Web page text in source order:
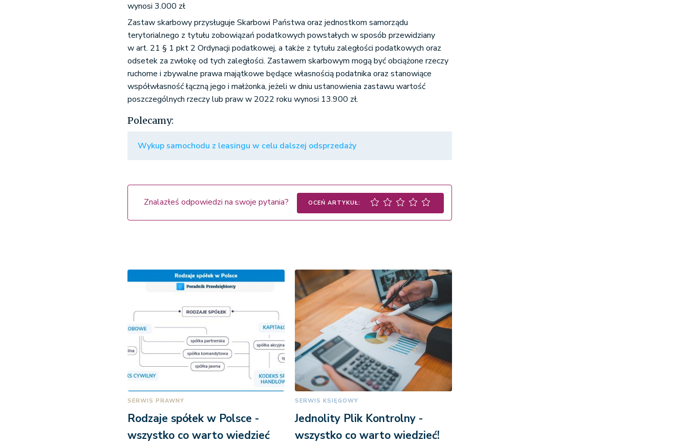
wynosi 3.000 zł
Zastaw skarbowy przysługuje Skarbowi Państwa oraz jednostkom samorządu
terytorialnego z tytułu zobowiązań podatkowych powstałych w sposób przewidziany
w art. 21 § 1 pkt 2 Ordynacji podatkowej, a także z tytułu zaległości podatkowych oraz
odsetek za zwłokę od tych zaległości. Zastawem skarbowym mogą być obciążone rzeczy
ruchome i zbywalne prawa majątkowe będące własnością podatnika oraz stanowiące
współwłasność łączną jego i małżonka, jeżeli w dniu ustanowienia zastawu wartość
poszczególnych rzeczy lub praw w 2022 roku wynosi 13.900 zł.
Polecamy:
Wykup samochodu z leasingu w celu dalszej odsprzedaży
Znalazłeś odpowiedzi na swoje pytania? OCEŃ ARTYKUŁ:
SERWIS PRAWNY
Rodzaje spółek w Polsce -
wszystko co warto wiedzieć
SERWIS KSIĘGOWY
Jednolity Plik Kontrolny -
wszystko co warto wiedzieć!